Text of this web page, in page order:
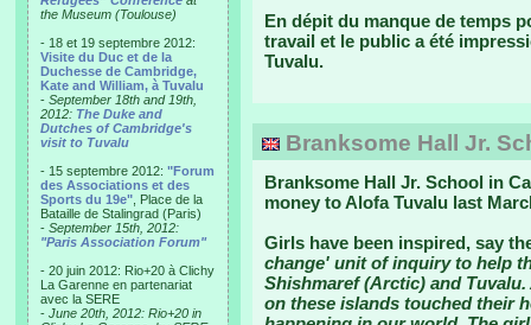
the Museum (Toulouse)
- 18 et 19 septembre 2012:
Visite du Duc et de la
Duchesse de Cambridge,
Kate and William, à Tuvalu
- September 18th and 19th,
2012: The Duke and
Dutches of Cambridge's
visit to Tuvalu
- 15 septembre 2012: "Forum
des Associations et des
Sports du 19e" , Place de la
Bataille de Stalingrad (Paris)
- September 15th, 2012:
"Paris Association Forum"
- 20 juin 2012: Rio+20 à Clichy
La Garenne en partenariat
avec la SERE
- June 20th, 2012: Rio+20 in
En dépit du manque de temps
travail et le public a été
Tuvalu.
Branksome Hall Jr.
Branksome Hall Jr. School in
money to Alofa Tuvalu last
Girls have been inspired, say
change' unit of inquiry to help
Shishmaref (Arctic) and
on these islands touched their